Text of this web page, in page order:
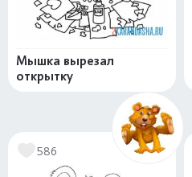
Мышка вырезал
открытку
586